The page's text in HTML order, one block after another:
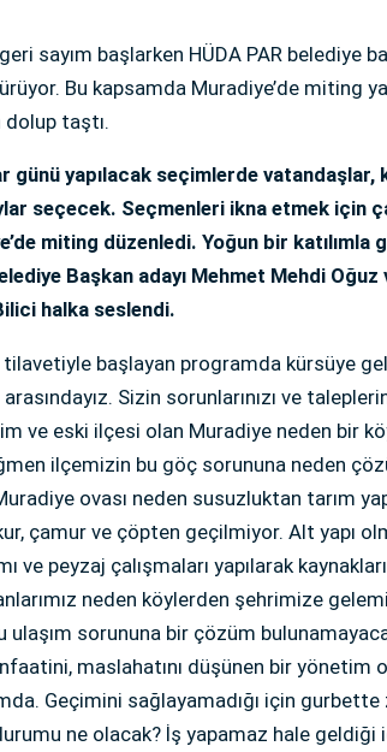
sayım başlarken HÜDA PAR belediye
Bu kapsamda Muradiye’de miting
dolup taştı.
günü yapılacak seçimlerde vatandaşlar,
seçecek. Seçmenleri ikna etmek için
miting düzenledi. Yoğun bir
Başkan adayı Mehmet Mehdi
halka seslendi.
tilavetiyle başlayan programda kürsüye
arasındayız. Sizin sorunlarınızı ve
ve eski ilçesi olan Muradiye neden bir
ilçemizin bu göç sorununa neden
ovası neden susuzluktan tarım
çamur ve çöpten geçilmiyor. Alt yapı
ve peyzaj çalışmaları yapılarak
neden köylerden şehrimize
ulaşım sorununa bir çözüm
maslahatını düşünen bir yönetim
Geçimini sağlayamadığı için
ne olacak? İş yapamaz hale geldiği